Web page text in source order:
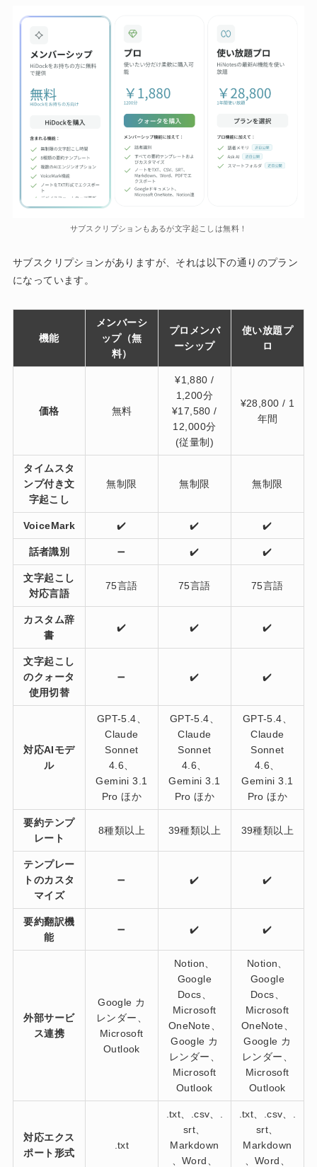
サブスクリプションもあるが文字起こしは無料！
サブスクリプションがありますが、それは以下の通りのプラン
になっています。
機能
メンバーシ
ップ（無
料）
プロメンバ
ーシップ
使い放題プ
ロ
価格 無料
¥1,880 /
1,200分
¥17,580 /
12,000分
(従量制)
¥28,800 / 1
年間
タイムスタ
ンプ付き文
字起こし
無制限 無制限 無制限
VoiceMark ✔️ ✔️ ✔️
話者識別 ➖ ✔️ ✔️
文字起こし
対応言語
75言語 75言語 75言語
カスタム辞
書
✔️ ✔️ ✔️
文字起こし
のクォータ
使用切替
➖ ✔️ ✔️
対応AIモデ
ル
GPT-5.4、
Claude
Sonnet
4.6、
Gemini 3.1
Pro ほか
GPT-5.4、
Claude
Sonnet
4.6、
Gemini 3.1
Pro ほか
GPT-5.4、
Claude
Sonnet
4.6、
Gemini 3.1
Pro ほか
要約テンプ
レート
8種類以上 39種類以上 39種類以上
テンプレー
トのカスタ
マイズ
➖ ✔️ ✔️
要約翻訳機
能
➖ ✔️ ✔️
外部サービ
ス連携
Google カ
レンダー、
Microsoft
Outlook
Notion、
Google
Docs、
Microsoft
OneNote、
Google カ
レンダー、
Microsoft
Outlook
Notion、
Google
Docs、
Microsoft
OneNote、
Google カ
レンダー、
Microsoft
Outlook
対応エクス
ポート形式
.txt
.txt、.csv、.
srt、
Markdown
、Word、
.txt、.csv、.
srt、
Markdown
、Word、